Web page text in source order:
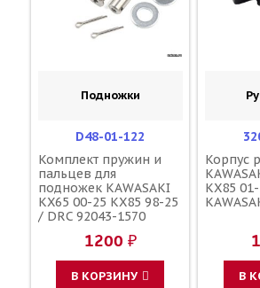
Подножки
D48-01-122
Комплект пружин и
пальцев для
подножек KAWASAKI
KX65 00-25 KX85 98-25
/ DRC 92043-1570
92145-1107 92145-0951
92145-0952 92043-1764
1200 ₽
В КОРЗИНУ
Корпус
KX85
В